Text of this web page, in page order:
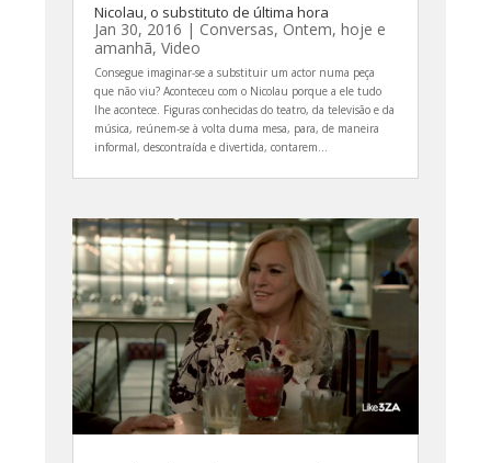
Nicolau, o substituto de última hora
Jan 30, 2016 | Conversas, Ontem, hoje e
amanhã, Video
Consegue imaginar-se a substituir um actor numa peça
que não viu? Aconteceu com o Nicolau porque a ele tudo
lhe acontece. Figuras conhecidas do teatro, da televisão e da
música, reúnem-se à volta duma mesa, para, de maneira
informal, descontraída e divertida, contarem...